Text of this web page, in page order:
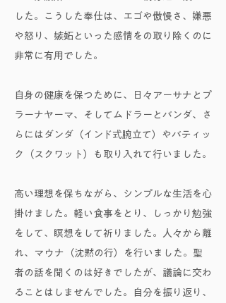
した。こうした奉仕は、エゴや傲慢さ、嫌悪
や怒り、嫉妬といった感情をの取り除くのに
非常に有用でした。
自身の健康を保つために、日々アーサナとプ
ラーナヤーマ、そしてムドラーとバンダ、さ
らにはダンダ（インド式腕立て）やバティッ
ク（スクワット）も取り入れて行いました。
高い理想を保ちながら、シンプルな生活を心
掛けました。軽い食事をとり、しっかり勉強
をして、瞑想をして祈りました。人々から離
れ、マウナ（沈黙の行）を行いました。聖
者の話を聞くのは好きでしたが、議論に交わ
ることはしませんでした。自分を振り返り、